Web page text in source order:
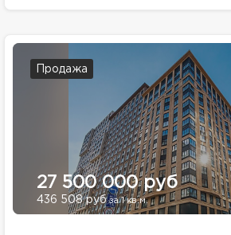
Продажа
27 500 000 руб
436 508 рубза 1 кв.м.